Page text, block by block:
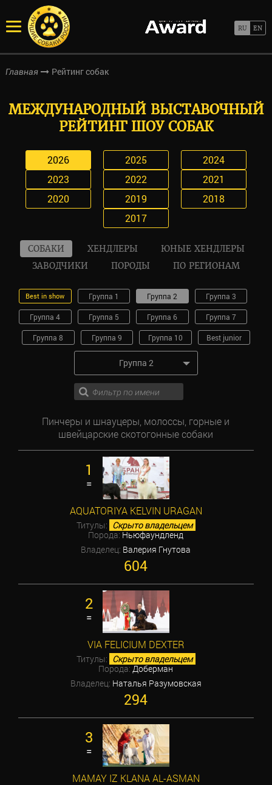
Главная Рейтинг собак
МЕЖДУНАРОДНЫЙ ВЫСТАВОЧНЫЙ
РЕЙТИНГ ШОУ СОБАК
2026 2025
2024
2023
2022
2021
2020
2019
2018
2017
СОБАКИ ХЕНДЛЕРЫ
ЮНЫЕ ХЕНДЛЕРЫ
ЗАВОДЧИКИ
ПОРОДЫ ПО РЕГИОНАМ
Best in show Группа 1 Группа 2 Группа 3
Группа 4 Группа 5 Группа 6 Группа 7
Группа 8 Группа 9 Группа 10 Best junior
Группа 2
Пинчеры и шнауцеры, молоссы, горные и
швейцарские скотогонные собаки
1
=
AQUATORIYA KELVIN URAGAN
Титулы: Скрыто владельцем
Порода:Ньюфаундленд
Владелец: Валерия Гнутова
604
2
=
VIA FELICIUM DEXTER
Титулы: Скрыто владельцем
Порода:Доберман
Владелец: Наталья Разумовская
294
3
=
MAMAY IZ KLANA AL-ASMAN